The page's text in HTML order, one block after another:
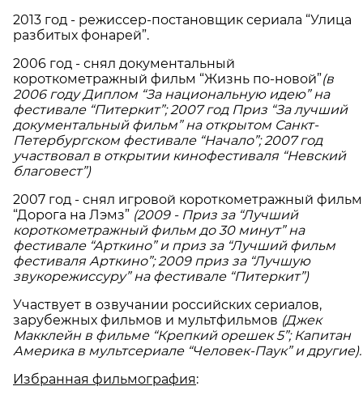
2013 год - режиссер-постановщик сериала “Улица
разбитых фонарей”.
2006 год - снял документальный
короткометражный фильм “Жизнь по-новой”(в
2006 году Диплом “За национальную идею” на
фестивале “Питеркит”; 2007 год Приз “За лучший
документальный фильм” на открытом Санкт-
Петербургском фестивале “Начало”; 2007 год
участвовал в открытии кинофестиваля “Невский
благовест”)
2007 год - снял игровой короткометражный фильм
“Дорога на Лэмз” (2009 - Приз за “Лучший
короткометражный фильм до 30 минут” на
фестивале “Арткино” и приз за “Лучший фильм
фестиваля Арткино”; 2009 приз за “Лучшую
звукорежиссуру” на фестивале “Питеркит”)
Участвует в озвучании российских сериалов,
зарубежных фильмов и мультфильмов (Джек
Макклейн в фильме “Крепкий орешек 5”; Капитан
Америка в мультсериале “Человек-Паук” и другие).
Избранная фильмография: